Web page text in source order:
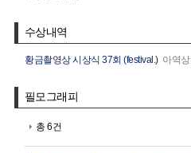
수상내역
황금촬영상 시상식 37회 (festival.) 아역상
필모그래피
총 6건